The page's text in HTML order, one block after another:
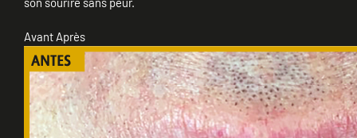
Avant Après